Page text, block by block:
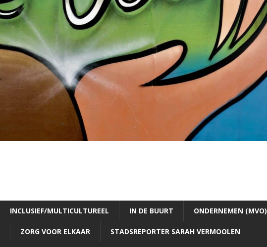
INCLUSIEF/MULTICULTUREEL IN DE BUURT ONDERNEMEN (MVO)
ZORG VOOR ELKAAR STADSREPORTER SARAH VERMOOLEN